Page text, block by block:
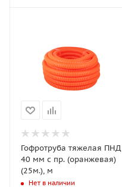
Гофротруба тяжелая ПНД
40 мм с пр. (оранжевая)
(25м.), м
Нет в наличии